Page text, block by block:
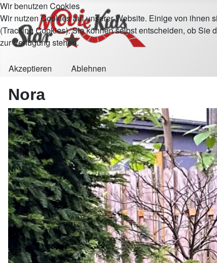
Nora
Wir benutzen Cookies
Wir nutzen Cookies auf unserer Website. Einige von ihnen
(Tracking Cookies). Sie können selbst entscheiden, ob
zur Verfügung stehen.
Akzeptieren
Ablehnen